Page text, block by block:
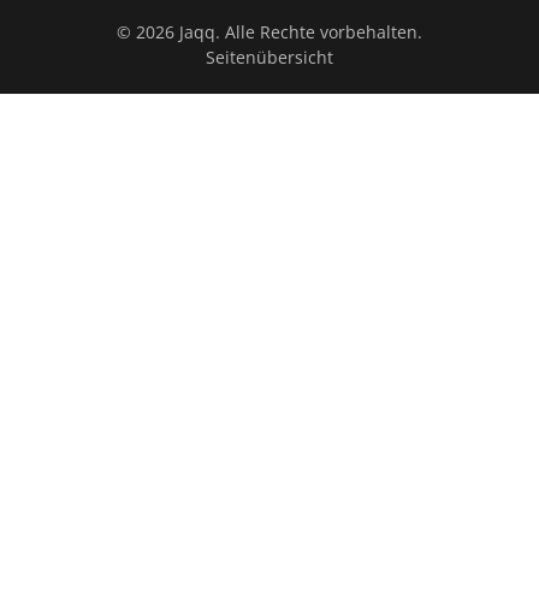
© 2026 Jaqq. Alle Rechte vorbehalten.
Seitenübersicht